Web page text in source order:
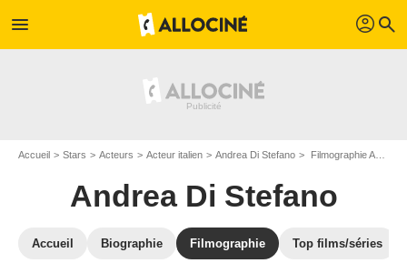
menu profil search
Accueil Stars Acteurs Acteur italien Andrea Di Stefano Filmographie Andrea Di Stefano
Andrea Di Stefano
Accueil Biographie Filmographie Top films/séries